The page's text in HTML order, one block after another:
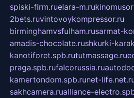
spiski-firm.ruelara-m.ru
2bets.ruvintovoykompressor.ru
birminghamvsfulham.rusarmat-
amadis-chocolate.rushkurki-
kanotiforet.spb.rututmassage.ru
praga.spb.rufalcorussia.ru
kamertondom.spb.runet-
sakhcamera.rualliance-